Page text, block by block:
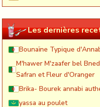
Les dernières
Bounaïne Typique
M'hawer M'zaafer bel
Safran et Fleur d'Oranger
Brika- Bourek annabi
yassa au poulet